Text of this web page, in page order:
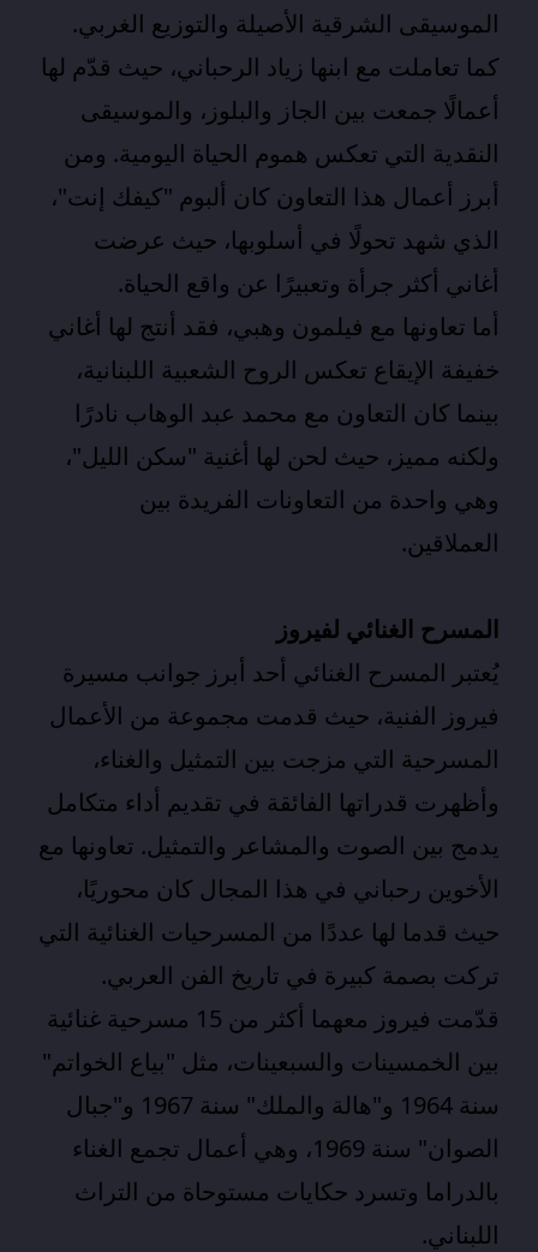
الموسيقى الشرقية الأصيلة والتوزيع الغربي.
كما تعاملت مع ابنها زياد الرحباني، حيث قدّم لها
أعمالًا جمعت بين الجاز والبلوز، والموسيقى
النقدية التي تعكس هموم الحياة اليومية. ومن
أبرز أعمال هذا التعاون كان ألبوم "كيفك إنت"،
الذي شهد تحولًا في أسلوبها، حيث عرضت
أغاني أكثر جرأة وتعبيرًا عن واقع الحياة.
أما تعاونها مع فيلمون وهبي، فقد أنتج لها أغاني
خفيفة الإيقاع تعكس الروح الشعبية اللبنانية،
بينما كان التعاون مع محمد عبد الوهاب نادرًا
ولكنه مميز، حيث لحن لها أغنية "سكن الليل"،
وهي واحدة من التعاونات الفريدة بين
العملاقين.
المسرح الغنائي لفيروز
يُعتبر المسرح الغنائي أحد أبرز جوانب مسيرة
فيروز الفنية، حيث قدمت مجموعة من الأعمال
المسرحية التي مزجت بين التمثيل والغناء،
وأظهرت قدراتها الفائقة في تقديم أداء متكامل
يدمج بين الصوت والمشاعر والتمثيل. تعاونها مع
الأخوين رحباني في هذا المجال كان محوريًا،
حيث قدما لها عددًا من المسرحيات الغنائية التي
تركت بصمة كبيرة في تاريخ الفن العربي.
قدّمت فيروز معهما أكثر من 15 مسرحية غنائية
بين الخمسينات والسبعينات، مثل "بياع الخواتم"
سنة 1964 و"هالة والملك" سنة 1967 و"جبال
الصوان" سنة 1969، وهي أعمال تجمع الغناء
بالدراما وتسرد حكايات مستوحاة من التراث
اللبناني.